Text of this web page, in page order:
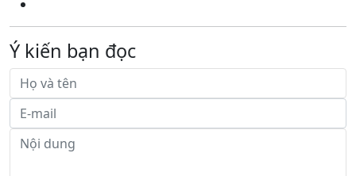
Ý kiến bạn đọc